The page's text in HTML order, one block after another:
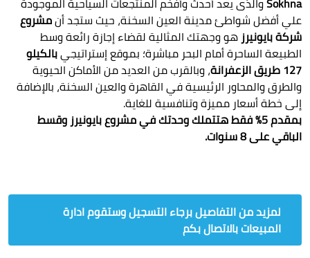
علي أفضل شواطئ مدينة العين السخنة، حيث ستجد أنمشروع
شركة بايونيرز هو وجهتك المثالية لقضاء إجازة رائعة وسط
الطبيعة الساحرة أمام البحر مباشرة؛ بموقع إستراتيجيبالكيلو
127 طريق الزعفرانة
، وبالقرب من العديد من الأماكن الحيوية
والطرق والمحاور الرئيسية في القاهرة والعين السخنة، بالإضافة
إلى خطة أسعار مميزة وتنافسية للغاية.
بمقدم 5% فقط هتتملك وحدتك في مشروع بايونيرز وقسط
الباقي على 8 سنوات.
لمزيد من التفاصيل برجاء التسجيل وستقوم ادارة
المبيعات بالاتصال بكم